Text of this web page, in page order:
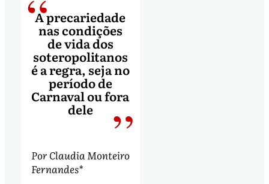
A precariedade
nas condições
de vida dos
soteropolitanos
é a regra, seja no
período de
Carnaval ou fora
dele
Por Claudia Monteiro
Fernandes*